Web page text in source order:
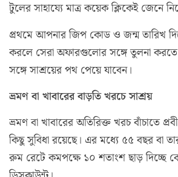
টুলের সাহায্যে মাত্র কয়েক ক্লিকেই জেনে
প্রথমে আপনার জিপ কোড ও জন্ম তারিখ
করলে সেরা অফারগুলোর সঙ্গে তুলনা করতে
সঙ্গে সাশ্রয়ের পথ পেয়ে যাবেন।
ভ্রমণ বা খাবারের বাড়তি খরচে সাশ্রয়
ভ্রমণ বা খাবারের অতিরিক্ত খরচ বাঁচাতে
কিছু সুবিধা রয়েছে। এর মধ্যে ৫৫ বছর বা
রুম রেটে কমপক্ষে ১০ শতাংশ ছাড় দিচ্ছে